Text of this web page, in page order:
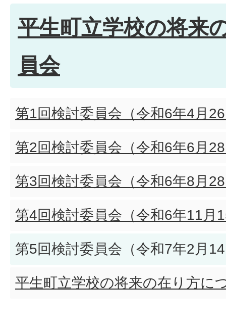
平生町立学校の将来
員会
第1回検討委員会（令和6年4月
第2回検討委員会（令和6年6月
第3回検討委員会（令和6年8月
第4回検討委員会（令和6年11月
第5回検討委員会（令和7年2月
平生町立学校の将来の在り方に